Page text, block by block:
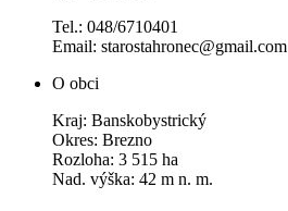
Tel.: 048/6710401
Email: starostahronec@gmail.com
O obci
Kraj: Banskobystrický
Okres: Brezno
Rozloha: 3 515 ha
Nad. výška: 42 m n. m.